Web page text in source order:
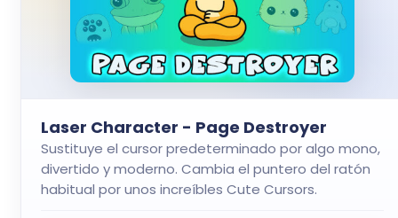
Laser Character - Page Destroyer
Sustituye el cursor predeterminado por algo mono,
divertido y moderno. Cambia el puntero del ratón
habitual por unos increíbles Cute Cursors.